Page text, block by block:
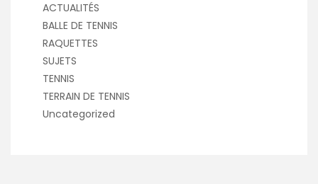
ACTUALITÉS
BALLE DE TENNIS
RAQUETTES
SUJETS
TENNIS
TERRAIN DE TENNIS
Uncategorized